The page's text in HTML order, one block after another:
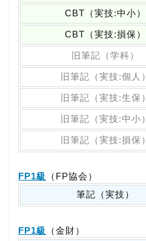
CBT（実技:中小）
CBT（実技:損保）
旧筆記（学科）
旧筆記（実技:個人）
旧筆記（実技:生保）
旧筆記（実技:中小）
旧筆記（実技:損保）
FP1級
（FP協会）
筆記（実技）
FP1級
（金財）